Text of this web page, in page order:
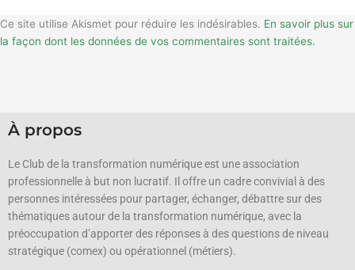
Ce site utilise Akismet pour réduire les indésirables. En savoir plus sur
la façon dont les données de vos commentaires sont traitées.
À propos
Le Club de la transformation numérique est une association
professionnelle à but non lucratif. Il offre un cadre convivial à des
personnes intéressées pour partager, échanger, débattre sur des
thématiques autour de la transformation numérique, avec la
préoccupation d’apporter des réponses à des questions de niveau
stratégique (comex) ou opérationnel (métiers).